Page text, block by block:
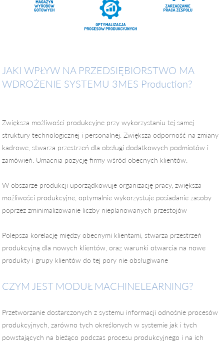
JAKI WPŁYW NA PRZEDSIĘBIORSTWO MA
WDROŻENIE SYSTEMU 3MES Production?
Zwiększa możliwości produkcyjne przy wykorzystaniu tej samej
struktury technologicznej i personalnej. Zwiększa odporność na zmiany
kadrowe, stwarza przestrzeń dla obsługi dodatkowych podmiotów i
zamówień. Umacnia pozycję firmy wśród obecnych klientów.
W obszarze produkcji uporządkowuje organizację pracy, zwiększa
możliwości produkcyjne, optymalnie wykorzystuje posiadanie zasoby
poprzez zminimalizowanie liczby nieplanowanych przestojów
Polepsza korelację między obecnymi klientami, stwarza przestrzeń
produkcyjną dla nowych klientów, oraz warunki otwarcia na nowe
produkty i grupy klientów do tej pory nie obsługiwane
CZYM JEST MODUŁ MACHINELEARNING?
Przetworzanie dostarczonych z systemu informacji odnośnie procesów
produkcyjnych, zarówno tych określonych w systemie jak i tych
powstających na bieżąco podczas procesu produkcyjnego i na ich